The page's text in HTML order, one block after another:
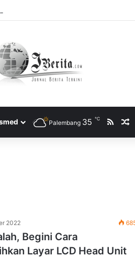
ini Tanggalnya
Palembang 35 ℃ RSS
2022
Begini Cara
Layar LCD Head Unit